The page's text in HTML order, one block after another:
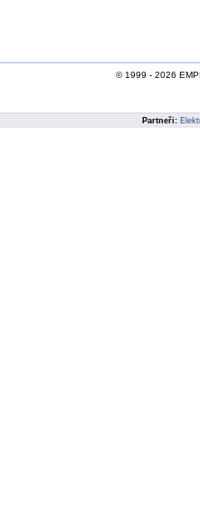
© 1999 - 2026
Partneři: